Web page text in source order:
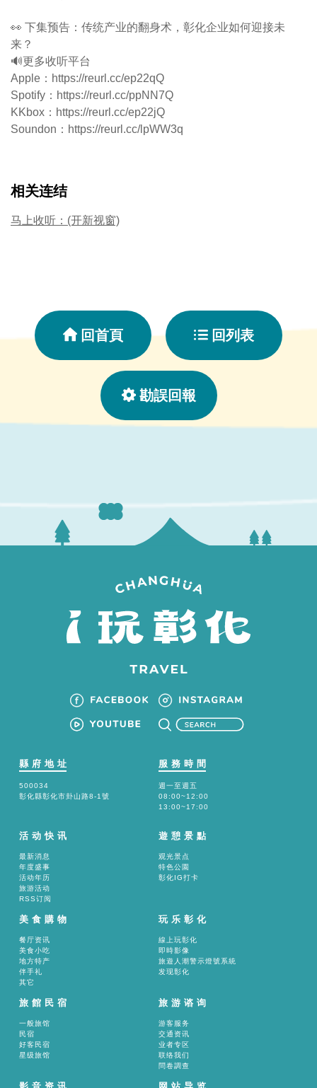
👀 下集预告：传统产业的翻身术，彰化企业如何迎接未
来？
🔊更多收听平台
Apple：https://reurl.cc/ep22qQ
Spotify：https://reurl.cc/ppNN7Q
KKbox：https://reurl.cc/ep22jQ
Soundon：https://reurl.cc/lpWW3q
相关连结
马上收听：(开新视窗)
回首頁 回列表
勘誤回報
縣府地址
500034
彰化縣彰化市卦山路8-1號
服務時間
週一至週五
08:00~12:00
13:00~17:00
活动快讯
最新消息
年度盛事
活动年历
旅游活动
RSS订阅
遊憩景點
观光景点
特色公園
彰化IG打卡
美食購物
餐厅资讯
美食小吃
地方特产
伴手礼
其它
玩乐彰化
線上玩彰化
即時影像
旅遊人潮警示燈號系統
发现彰化
旅館民宿
一般旅馆
民宿
好客民宿
星级旅馆
旅游谘询
游客服务
交通资讯
业者专区
联络我们
問卷調查